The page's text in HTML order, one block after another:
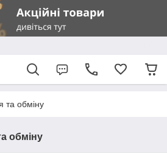
та обміну
обміну